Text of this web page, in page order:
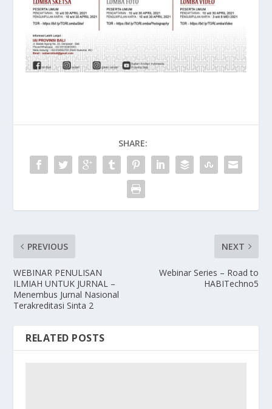
SHARE:
PREVIOUS
WEBINAR PENULISAN
ILMIAH UNTUK JURNAL –
Menembus Jurnal Nasional
Terakreditasi Sinta 2
NEXT
Webinar Series – Road to
HABITechno5
RELATED POSTS